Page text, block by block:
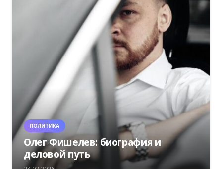
ПОЛИТИКА
Олег Фишелев: биография и
деловой путь